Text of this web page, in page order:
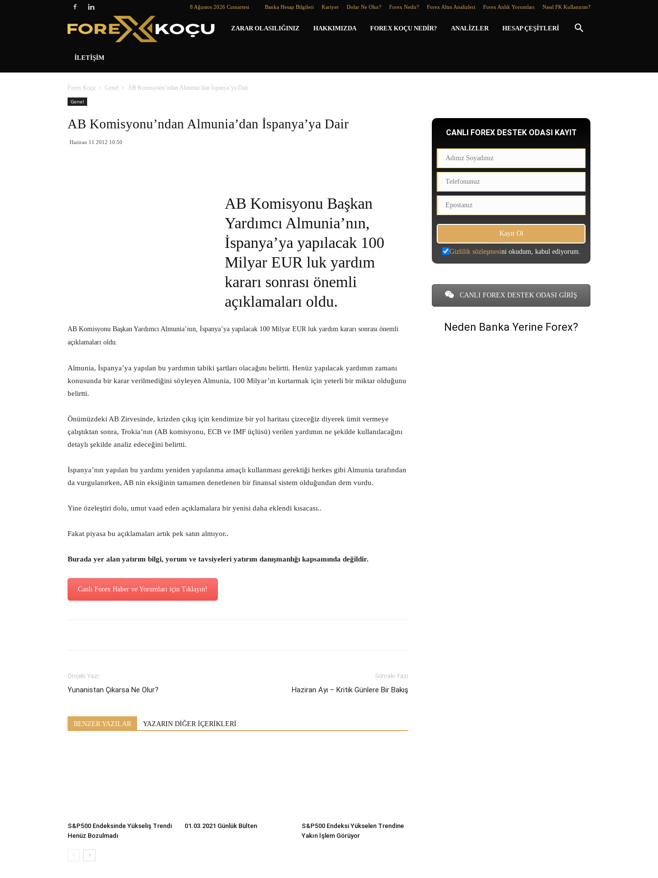
8 Ağustos 2026 Cumartesi Banka Hesap Bilgileri Kariyer Dolar Ne Olur? Forex Nedir? Forex Altın Analizleri Forex Anlık Yorumları Nasıl FK Kullanırım?
Forex
ZARAR OLASILIĞINIZ HAKKIMIZDA FOREX KOÇU NEDIR? ANALIZLER HESAP ÇEŞITLERI
İLETIŞIM
Forex Koçu Genel
AB Komisyonu’ndan Almunia’dan İspanya’ya Dair
Genel
AB Komisyonu’ndan Almunia’dan İspanya’ya Dair
Haziran 11 2012 10:50
AB Komisyonu Başkan
Yardımcı Almunia’nın,
İspanya’ya yapılacak 100
Milyar EUR luk yardım
kararı sonrası önemli
açıklamaları oldu.
AB Komisyonu Başkan Yardımcı Almunia’nın, İspanya’ya yapılacak 100 Milyar EUR luk yardım kararı sonrası önemli
açıklamaları oldu.
Almunia, İspanya’ya yapılan bu yardımın tabiki şartları olacağını belirtti. Henüz yapılacak yardımın zamanı
konusunda bir karar verilmediğini söyleyen Almunia, 100 Milyar’ın kurtarmak için yeterli bir miktar olduğunu
belirtti.
Önümüzdeki AB Zirvesinde, krizden çıkış için kendimize bir yol haritası çizeceğiz diyerek ümit vermeye
çalıştıktan sonra, Trokia’nın (AB komisyonu, ECB ve IMF üçlüsü) verilen yardımın ne şekilde kullanılacağını
detaylı şekilde analiz edeceğini belirtti.
İspanya’nın yapılan bu yardımı yeniden yapılanma amaçlı kullanması gerektiği herkes gibi Almunia tarafından
da vurgulanırken, AB nin eksiğinin tamamen denetlenen bir finansal sistem olduğundan dem vurdu.
Yine özeleştiri dolu, umut vaad eden açıklamalara bir yenisi daha eklendi kısacası..
Fakat piyasa bu açıklamaları artık pek satın almıyor..
Burada yer alan yatırım bilgi, yorum ve tavsiyeleri yatırım danışmanlığı kapsamında değildir.
Canlı Forex Haber ve Yorumları için Tıklayın!
Önceki Yazı
Yunanistan Çıkarsa Ne Olur?
Sonraki Yazı
Haziran Ayı – Kritik Günlere Bir Bakış
BENZER YAZILAR YAZARIN DİĞER İÇERİKLERİ
S&P500 Endeksinde Yükseliş Trendi
Henüz Bozulmadı
01.03.2021 Günlük Bülten
S&P500 Endeksi Yükselen Trendine
Yakın İşlem Görüyor
CANLI FOREX DESTEK ODASI KAYIT
Gizlilik sözleşmesini okudum, kabul ediyorum.
CANLI FOREX DESTEK ODASI GİRİŞ
Neden Banka Yerine Forex?